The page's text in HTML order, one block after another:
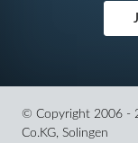
© Copyright 2006 -
Co.KG, Solingen